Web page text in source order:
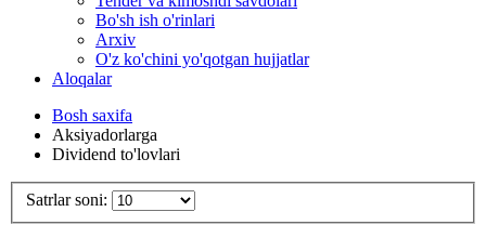
Bo'sh ish o'rinlari
Arxiv
O'z ko'chini yo'qotgan hujjatlar
Aloqalar
Bosh saxifa
Aksiyadorlarga
Dividend to'lovlari
Satrlar soni: